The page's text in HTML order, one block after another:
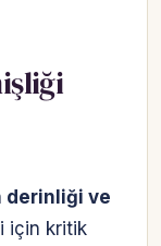
derinliği ve
için kritik